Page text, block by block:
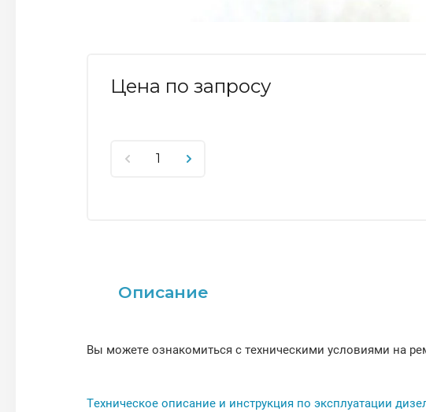
Цена по запросу
Описание
Вы можете ознакомиться с техническими условиями на
Техническое описание и инструкция по эксплуатации